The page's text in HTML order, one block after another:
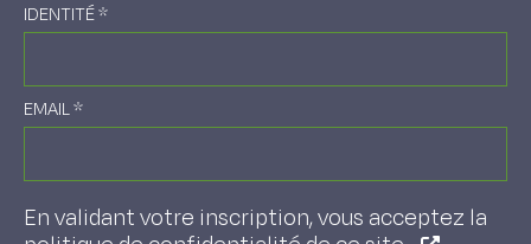
IDENTITÉ*
EMAIL*
En validant votre inscription, vous acceptez la